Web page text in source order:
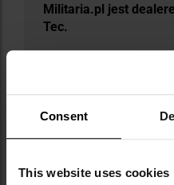
Consent
This website uses cookies
Militaria.pl jest
Tec.
Hi-Tec to brytyjska
turystycznego, która
skupia się na
opartych na
obuwie trekkingowe.